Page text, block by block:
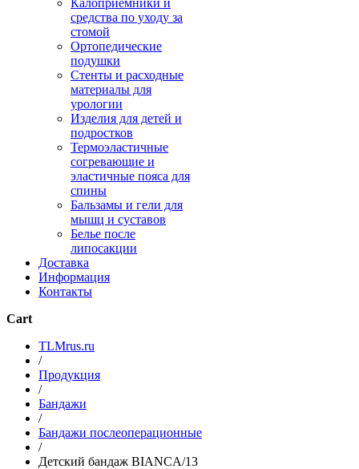
Калоприемники и
средства по уходу за
стомой
Ортопедические
подушки
Стенты и расходные
материалы для
урологии
Изделия для детей и
подростков
Термоэластичные
согревающие и
эластичные пояса для
спины
Бальзамы и гели для
мышц и суставов
Белье после
липосакции
Доставка
Информация
Контакты
Cart
TLMrus.ru
/
Продукция
/
Бандажи
/
Бандажи послеоперационные
/
Детский бандаж BIANCA/13